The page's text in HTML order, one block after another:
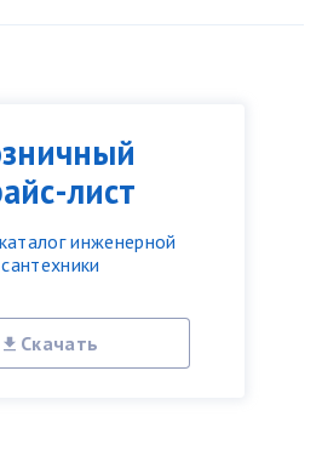
лист
инженерной
сантехники
Скачать